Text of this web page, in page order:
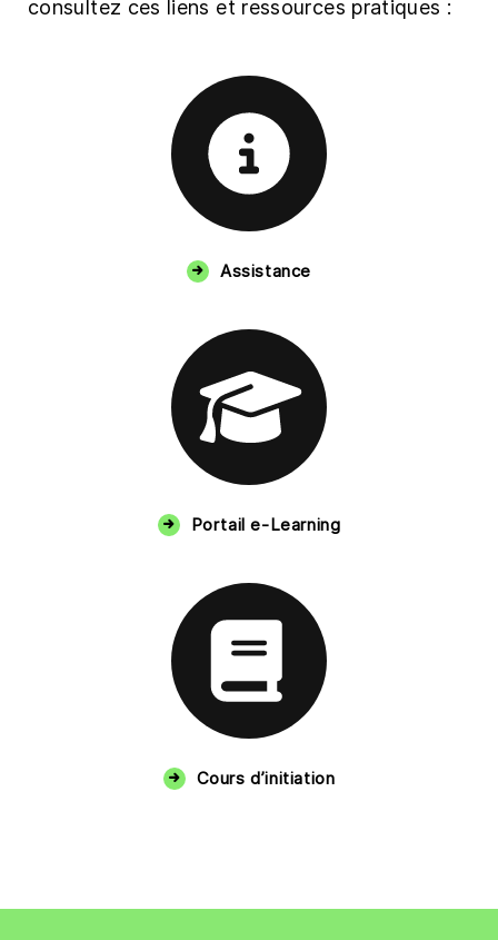
consultez ces liens et ressources pratiques :
Assistance
Portail e-Learning
Cours d’initiation